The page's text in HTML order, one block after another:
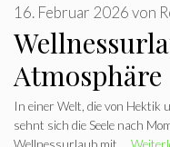
Atmosphäre
16. Februar 2026von
In einer Welt, die von Hektik
sehnt sich die Seele nach